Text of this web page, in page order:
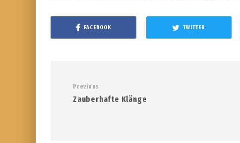
FACEBOOK TWITTER
Previous
Zauberhafte Klänge